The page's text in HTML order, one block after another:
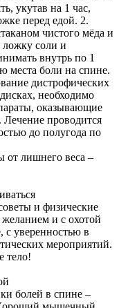
укутав на 1 час,
перед едой. 2.
чистого мёда и
ложку соли и
внутрь по 1
места боли на спине.
дистрофических
необходимо
оказывающие
Лечение проводится
до полугода по
от лишнего веса –
и физические
и с охотой
с уверенностью в
мероприятий.
тело!
болей в спине –